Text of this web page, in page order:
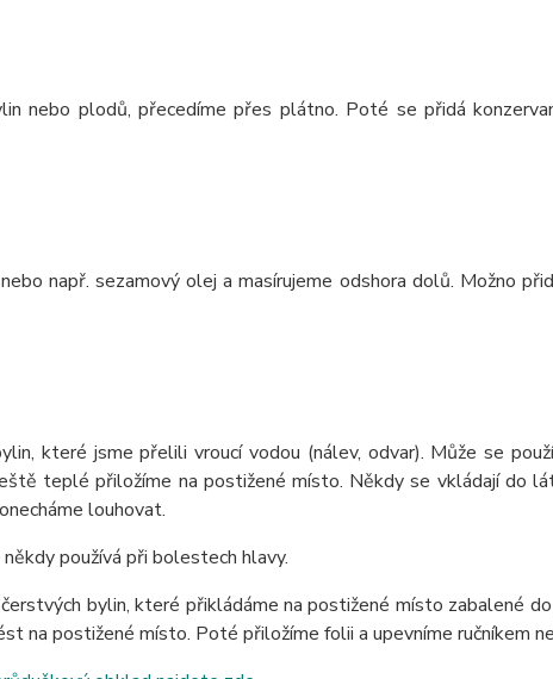
nebo plodů, přecedíme přes plátno. Poté se přidá
např. sezamový olej a masírujeme odshora dolů. Možno
které jsme přelili vroucí vodou (nálev, odvar). Může se
teplé přiložíme na postižené místo. Někdy se vkládají do
louhovat.
používá při bolestech hlavy.
bylin, které přikládáme na postižené místo zabalené
na postižené místo. Poté přiložíme folii a upevníme ručníkem